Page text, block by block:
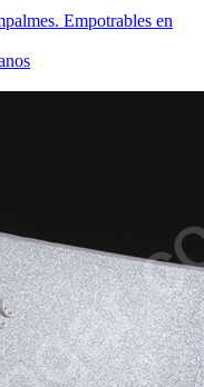
Empotrables en